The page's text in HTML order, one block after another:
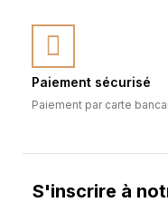
Paiement sécurisé
Paiement par carte
S'inscrire à